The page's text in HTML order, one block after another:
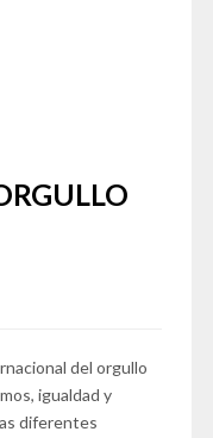
del orgullo
igualdad y
diferentes